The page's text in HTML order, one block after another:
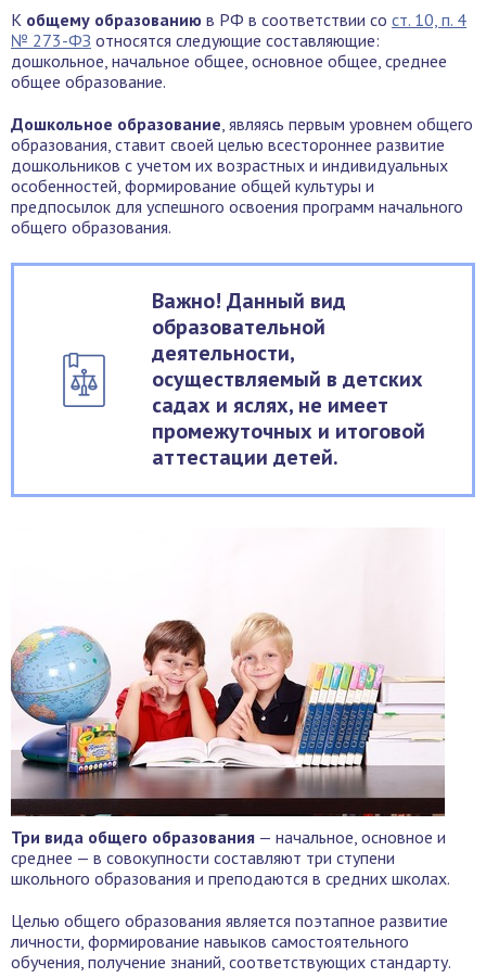
К общему образованию в РФ в соответствии со ст. 10, п. 4
№ 273-ФЗ относятся следующие составляющие:
дошкольное, начальное общее, основное общее, среднее
общее образование.
Дошкольное образование, являясь первым уровнем общего
образования, ставит своей целью всестороннее развитие
дошкольников с учетом их возрастных и индивидуальных
особенностей, формирование общей культуры и
предпосылок для успешного освоения программ начального
общего образования.
Важно! Данный вид
образовательной
деятельности,
осуществляемый в детских
садах и яслях, не имеет
промежуточных и итоговой
аттестации детей.
Три вида общего образования — начальное, основное и
среднее — в совокупности составляют три ступени
школьного образования и преподаются в средних школах.
Целью общего образования является поэтапное развитие
личности, формирование навыков самостоятельного
обучения, получение знаний, соответствующих стандарту.